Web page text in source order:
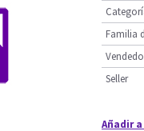
Familia
Seller
Añadir